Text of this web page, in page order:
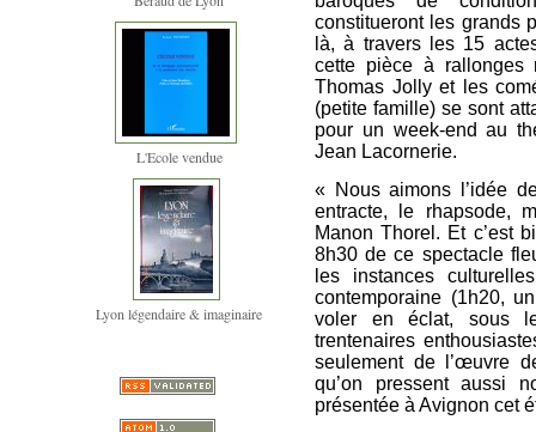
L'Ecole vendue
Lyon légendaire & imaginaire
constitueront les grands
là, à travers les 15
cette pièce à rallonges
Thomas Jolly et les
(petite famille) se sont
pour un week-end au
Jean Lacornerie.
« Nous aimons l’idée
entracte, le rhapsode,
Manon Thorel. Et c’est
8h30 de ce spectacle
les instances
contemporaine (1h20,
voler en éclat, sous
trentenaires
seulement de l’œuvre
qu’on pressent aussi
présentée à Avignon cet